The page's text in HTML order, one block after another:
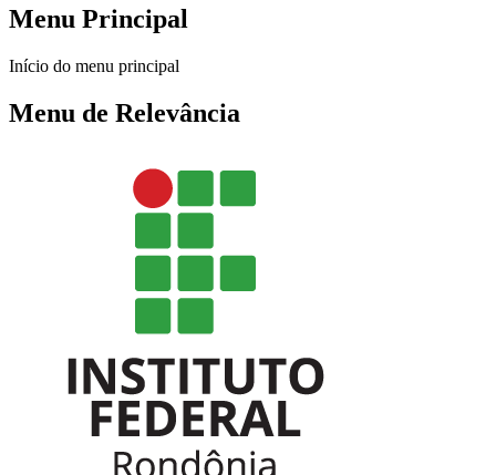
Menu Principal
Início do menu principal
Menu de Relevância